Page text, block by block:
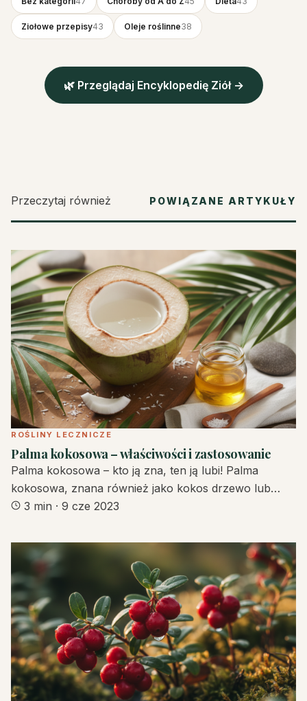
Ziołowe przepisy43 Oleje roślinne38
🌿 Przeglądaj Encyklopedię Ziół →
Przeczytaj również POWIĄZANE ARTYKUŁY
ROŚLINY LECZNICZE
Palma kokosowa – właściwości i zastosowanie
Palma kokosowa – kto ją zna, ten ją lubi! Palma
kokosowa, znana również jako kokos drzewo lub…
3 min · 9 cze 2023